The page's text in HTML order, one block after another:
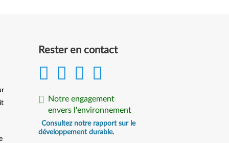
Rester en contact
Notre engagement
envers l'environnement
Consultez notre rapport sur le
développement durable.